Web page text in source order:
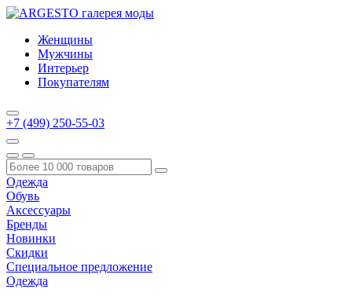
Женщины
Мужчины
Интерьер
Покупателям
+7 (499) 250-55-03
Одежда
Обувь
Аксессуары
Бренды
Новинки
Скидки
Специальное предложение
Одежда